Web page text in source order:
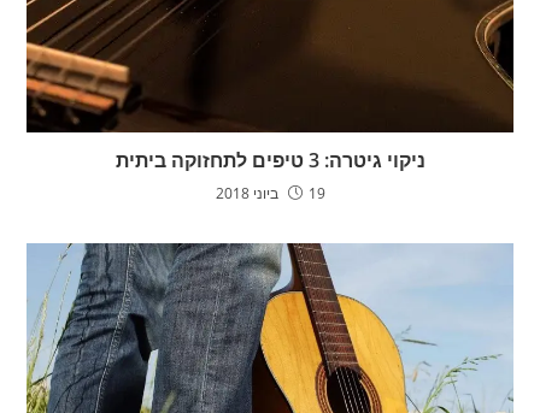
ניקוי גיטרה: 3 טיפים לתחזוקה ביתית
19 ביוני 2018